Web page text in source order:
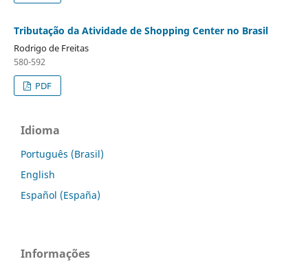
Tributação da Atividade de Shopping Center no Brasil
Rodrigo de Freitas
580-592
PDF
Idioma
Português (Brasil)
English
Español (España)
Informações